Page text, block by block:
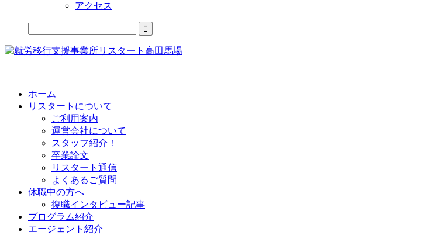
アクセス
ホーム
リスタートについて
ご利用案内
運営会社について
スタッフ紹介！
卒業論文
リスタート通信
よくあるご質問
休職中の方へ
復職インタビュー記事
プログラム紹介
エージェント紹介